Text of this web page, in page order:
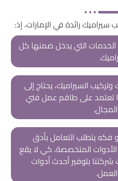
رائدة في الإمارات، إذ:
الخدمات التي يدخل ضمنها كل
السيراميك، يحتاج إلى
تعتمد على طاقم عمل فني
فكه يتطلب التعامل بأدق
المتخصصة، كي لا يقع
بتوفير أحدث أدوات